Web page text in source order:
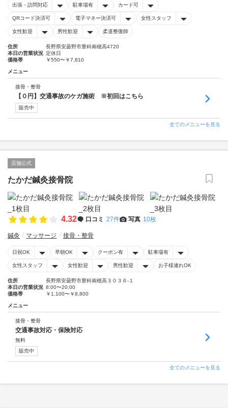
出張・訪問対応 駐車場有 カード可
QRコード決済可 電子マネー決済可 女性スタッフ
女性歓迎 男性歓迎 柔道整復師
住所
長野県安曇野市豊科南穂高4720
本日の営業状況 定休日
価格帯
￥550〜￥7,810
メニュー
接骨・整骨
【０円】交通事故のケガ施術 ※初回はこちら
販売中
全てのメニューを見る
店舗公式
たかだ鍼灸接骨院
4.32 口コミ 27件 写真 10枚
鍼灸 マッサージ 接骨・整骨
日祝OK 早朝OK クーポン有 駐車場有
女性スタッフ 女性歓迎 男性歓迎 お子様連れOK
住所
長野県安曇野市豊科南穂高３０３６‐１
本日の営業状況 8:00〜20:00
価格帯
￥1,100〜￥8,800
メニュー
接骨・整骨
交通事故対応・保険対応
無料
販売中
全てのメニューを見る